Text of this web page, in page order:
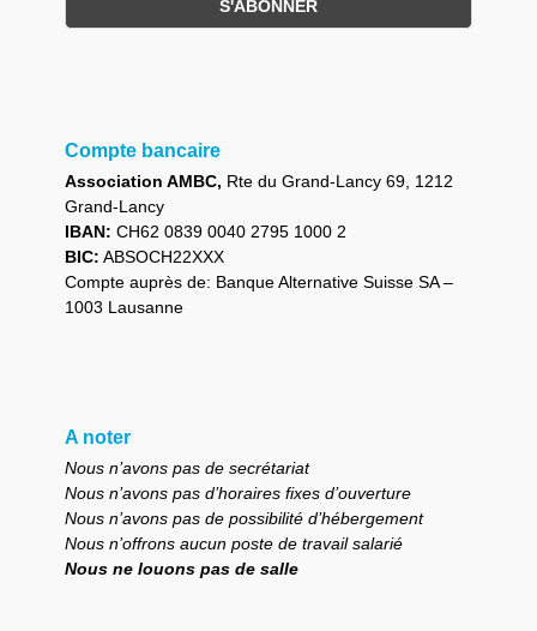
Compte bancaire
Association AMBC, Rte du Grand-Lancy 69, 1212
Grand-Lancy
IBAN: CH62 0839 0040 2795 1000 2
BIC: ABSOCH22XXX
Compte auprès de: Banque Alternative Suisse SA –
1003 Lausanne
A noter
Nous n’avons pas de secrétariat
Nous n’avons pas d’horaires fixes d’ouverture
Nous n’avons pas de possibilité d’hébergement
Nous n’offrons aucun poste de travail salarié
Nous ne louons pas de salle